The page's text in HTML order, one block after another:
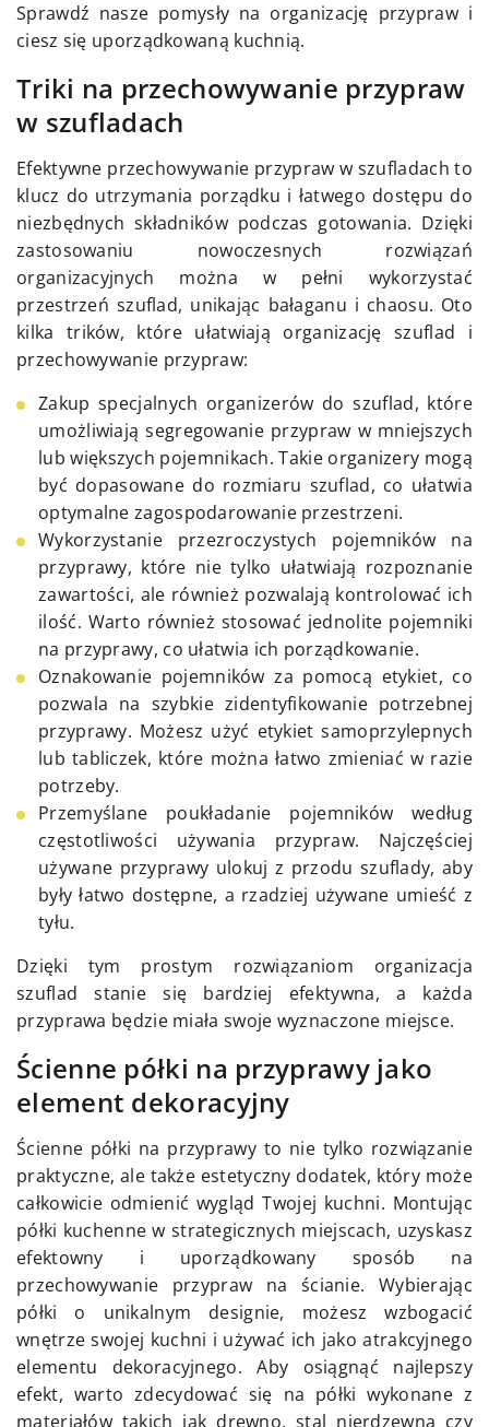
Sprawdź nasze pomysły na organizację przypraw i
ciesz się uporządkowaną kuchnią.
Triki na przechowywanie przypraw
w szufladach
Efektywne przechowywanie przypraw w szufladach to
klucz do utrzymania porządku i łatwego dostępu do
niezbędnych składników podczas gotowania. Dzięki
zastosowaniu nowoczesnych rozwiązań
organizacyjnych można w pełni wykorzystać
przestrzeń szuflad, unikając bałaganu i chaosu. Oto
kilka trików, które ułatwiają organizację szuflad i
przechowywanie przypraw:
Zakup specjalnych organizerów do szuflad, które
umożliwiają segregowanie przypraw w mniejszych
lub większych pojemnikach. Takie organizery mogą
być dopasowane do rozmiaru szuflad, co ułatwia
optymalne zagospodarowanie przestrzeni.
Wykorzystanie przezroczystych pojemników na
przyprawy, które nie tylko ułatwiają rozpoznanie
zawartości, ale również pozwalają kontrolować ich
ilość. Warto również stosować jednolite pojemniki
na przyprawy, co ułatwia ich porządkowanie.
Oznakowanie pojemników za pomocą etykiet, co
pozwala na szybkie zidentyfikowanie potrzebnej
przyprawy. Możesz użyć etykiet samoprzylepnych
lub tabliczek, które można łatwo zmieniać w razie
potrzeby.
Przemyślane poukładanie pojemników według
częstotliwości używania przypraw. Najczęściej
używane przyprawy ulokuj z przodu szuflady, aby
były łatwo dostępne, a rzadziej używane umieść z
tyłu.
Dzięki tym prostym rozwiązaniom organizacja
szuflad stanie się bardziej efektywna, a każda
przyprawa będzie miała swoje wyznaczone miejsce.
Ścienne półki na przyprawy jako
element dekoracyjny
Ścienne półki na przyprawy to nie tylko rozwiązanie
praktyczne, ale także estetyczny dodatek, który może
całkowicie odmienić wygląd Twojej kuchni. Montując
półki kuchenne w strategicznych miejscach, uzyskasz
efektowny i uporządkowany sposób na
przechowywanie przypraw na ścianie. Wybierając
półki o unikalnym designie, możesz wzbogacić
wnętrze swojej kuchni i używać ich jako atrakcyjnego
elementu dekoracyjnego. Aby osiągnąć najlepszy
efekt, warto zdecydować się na półki wykonane z
materiałów takich jak drewno, stal nierdzewna czy